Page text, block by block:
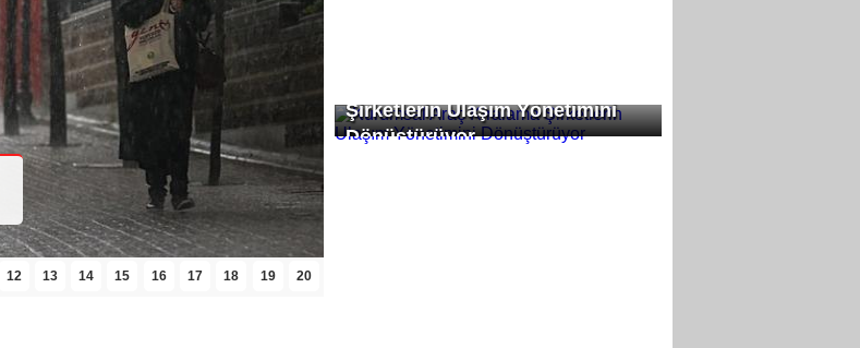
12 13 14 15 16 17 18 19 20
Şirketlerin Ulaşım Yönetimini
Dönüştürüyor